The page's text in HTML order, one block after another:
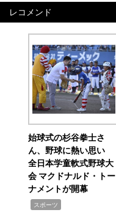
レコメンド
始球式の杉谷拳士さ
ん、野球に熱い思い
全日本学童軟式野球大
会 マクドナルド・トー
ナメントが開幕
スポーツ